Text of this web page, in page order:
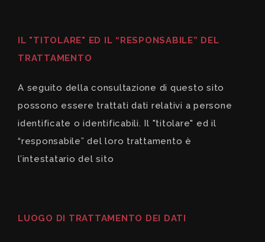
IL "TITOLARE" ED IL “RESPONSABILE” DEL
TRATTAMENTO
A seguito della consultazione di questo sito
possono essere trattati dati relativi a persone
identificate o identificabili. Il "titolare" ed il
“responsabile” del loro trattamento è
l’intestatario del sito
LUOGO DI TRATTAMENTO DEI DATI